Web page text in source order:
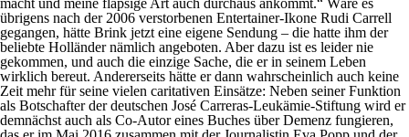
macht und meine flapsige Art auch durchaus ankommt.“ Wäre es
übrigens nach der 2006 verstorbenen Entertainer-Ikone Rudi Carrell
gegangen, hätte Brink jetzt eine eigene Sendung – die hatte ihm der
beliebte Holländer nämlich angeboten. Aber dazu ist es leider nie
gekommen, und auch die einzige Sache, die er in seinem Leben
wirklich bereut. Andererseits hätte er dann wahrscheinlich auch keine
Zeit mehr für seine vielen caritativen Einsätze: Neben seiner Funktion
als Botschafter der deutschen José Carreras-Leukämie-Stiftung wird er
demnächst auch als Co-Autor eines Buches über Demenz fungieren,